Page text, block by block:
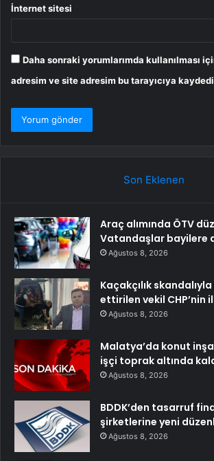
İnternet sitesi
Daha sonraki yorumlarımda kullanılması
adresim ve site adresim bu tarayıcıya
Son Eklenen
Araç alımında ÖTV
Vatandaşlar bayilere
Ağustos 8, 2026
Kaçakçılık
ettirilen vekil CHP’nin
Ağustos 8, 2026
Malatya’da konut
işçi toprak altında
Ağustos 8, 2026
BDDK’den tasarruf
şirketlerine yeni
Ağustos 8, 2026